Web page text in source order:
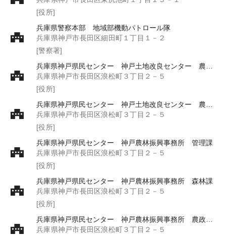
[役所]
兵庫県警察本部 地域部機動パトロール隊
兵庫県神戸市長田区細田町１丁目１－２
[警察署]
兵庫県神戸県民センター 神戸土地改良センター 農村整備課
兵庫県神戸市長田区浪松町３丁目２－５
[役所]
兵庫県神戸県民センター 神戸土地改良センター 農地整備専門員
兵庫県神戸市長田区浪松町３丁目２－５
[役所]
兵庫県神戸県民センター 神戸農林振興事務所 管理課
兵庫県神戸市長田区浪松町３丁目２－５
[役所]
兵庫県神戸県民センター 神戸農林振興事務所 森林課
兵庫県神戸市長田区浪松町３丁目２－５
[役所]
兵庫県神戸県民センター 神戸農林振興事務所 農政振興課
兵庫県神戸市長田区浪松町３丁目２－５